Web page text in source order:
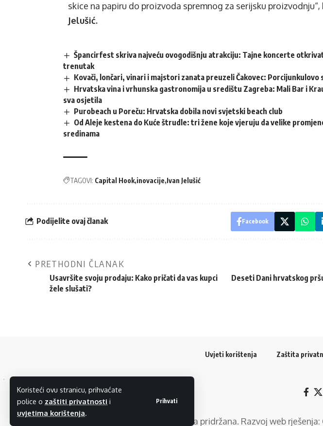
Koristeći ovu stranicu, prihvaćate
police o zaštiti privatnosti i
uvjetima korištenja.
Prihvati
skice na papiru do proizvoda spremnog za serijsku proizvodnju“,
Jelušić.
Špancirfest skriva najveću ovogodišnju atrakciju: Tajne koncerte
trenutak
Kovači, lončari, vinari i majstori zanata preuzeli Čakovec: Porcijunkulovo
Hrvatska vina i vrhunska gastronomija u središtu Zagreba: Mali Bar i
sva osjetila
Purobeach u Poreču: Hrvatska dobila novi svjetski beach club
Od Aleje kestena do Kuće štrudle: tri žene koje vjeruju da velike
sredinama
TAGOVI: Capital Hook inovacije Ivan Jelušić
Podijelite ovaj članak Facebook
PRETHODNI ČLANAK
Usavršite svoju prodaju: Kako pričati da vas kupci
žele slušati?
Deseti Dani hrvatskog
Uvjeti korištenja Zaštita
. Sva prava pridržana. Razvoj web rješenja: